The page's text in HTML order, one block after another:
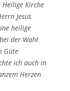
Kirche
Jesus
heilige
der Wahl
Güte
ich auch in
Herzen